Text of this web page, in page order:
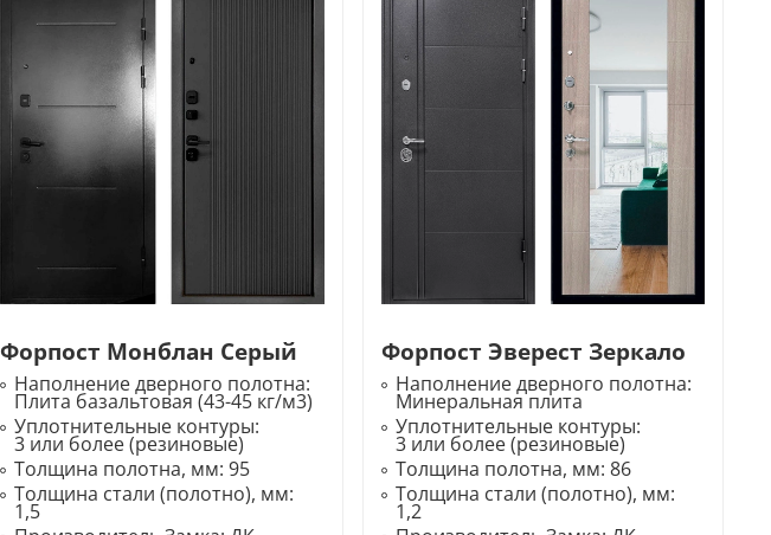
Форпост Монблан Серый
Наполнение дверного полотна:
Плита базальтовая (43-45 кг/м3)
Уплотнительные контуры:
3 или более (резиновые)
Толщина полотна, мм:95
Толщина стали (полотно), мм:
1,5
Форпост Эверест Зеркало
Наполнение дверного полотна:
Минеральная плита
Уплотнительные контуры:
3 или более (резиновые)
Толщина полотна, мм: 86
Толщина стали (полотно), мм:
1,2